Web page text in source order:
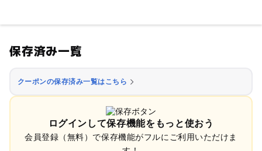
保存済み一覧
クーポンの保存済み一覧はこちら
ログインして保存機能をもっと使おう
会員登録（無料）で保存機能がフルにご利用いただけま